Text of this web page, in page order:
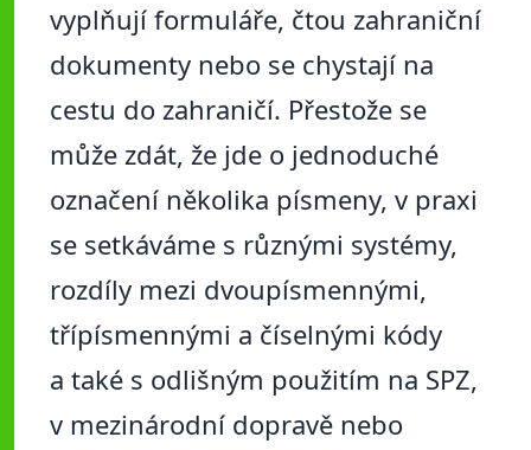
vyplňují formuláře, čtou zahraniční
dokumenty nebo se chystají na
cestu do zahraničí. Přestože se
může zdát, že jde o jednoduché
označení několika písmeny, v praxi
se setkáváme s různými systémy,
rozdíly mezi dvoupísmennými,
třípísmennými a číselnými kódy
a také s odlišným použitím na SPZ,
v mezinárodní dopravě nebo